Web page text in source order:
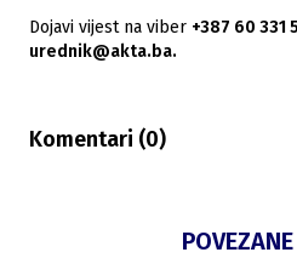
Dojavi vijest na viber +387 60 331
urednik@akta.ba.
Komentari (0)